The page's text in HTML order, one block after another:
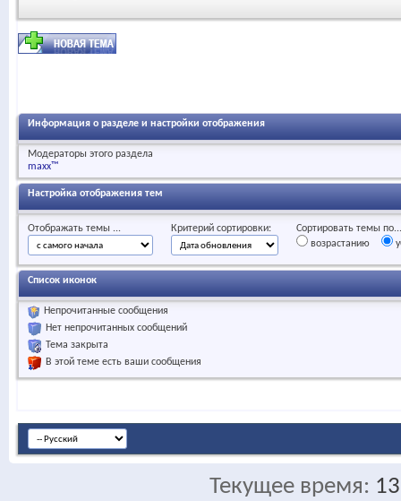
Информация о разделе и настройки отображения
Модераторы этого раздела
maxx™
Настройка отображения тем
Отображать темы ... Критерий сортировки:
Сортировать темы по...
возрастанию
Список иконок
Непрочитанные сообщения
Нет непрочитанных сообщений
Тема закрыта
В этой теме есть ваши сообщения
Текущее время: